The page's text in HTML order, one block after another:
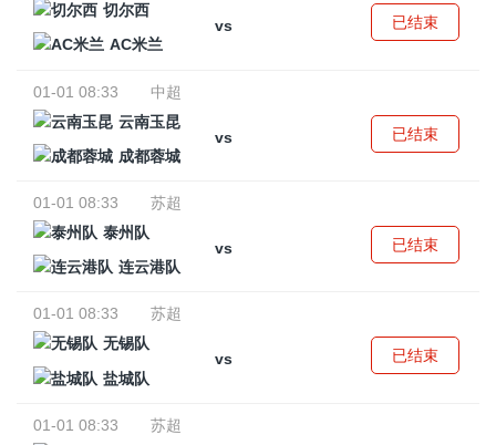
切尔西
vs
AC米兰
已结束
01-01 08:33
中超
云南玉昆
vs
成都蓉城
已结束
01-01 08:33
苏超
泰州队
vs
连云港队
已结束
01-01 08:33
苏超
无锡队
vs
盐城队
已结束
01-01 08:33
苏超